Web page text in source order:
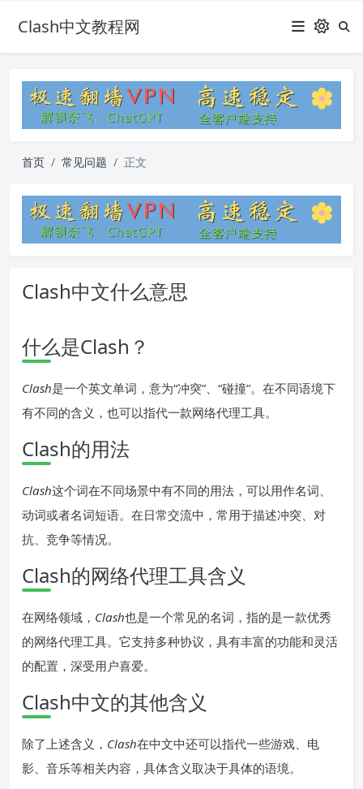
Clash中文教程网
首页 常见问题 正文
Clash中文什么意思
什么是Clash？
Clash是一个英文单词，意为“冲突”、“碰撞”。在不同语境下
有不同的含义，也可以指代一款网络代理工具。
Clash的用法
Clash这个词在不同场景中有不同的用法，可以用作名词、
动词或者名词短语。在日常交流中，常用于描述冲突、对
抗、竞争等情况。
Clash的网络代理工具含义
在网络领域， Clash也是一个常见的名词，指的是一款优秀
的网络代理工具。它支持多种协议，具有丰富的功能和灵活
的配置，深受用户喜爱。
Clash中文的其他含义
除了上述含义， Clash在中文中还可以指代一些游戏、电
影、音乐等相关内容，具体含义取决于具体的语境。